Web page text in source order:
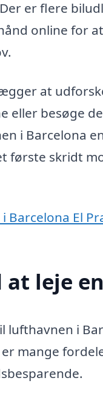
er flere
online for
at
eller besøge
i Barcelona
første skridt
Barcelona El
at leje
lufthavnen i
mange